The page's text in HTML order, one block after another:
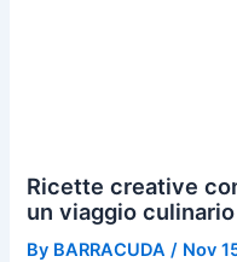
Ricette creative
un viaggio
By BARRACUDA / Nov